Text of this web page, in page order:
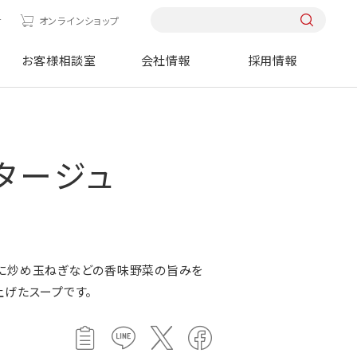
オンラインショップ
お客様相談室 会社情報 採用情報
ージュ
炒め玉ねぎなどの香味野菜の旨みを
たスープです。